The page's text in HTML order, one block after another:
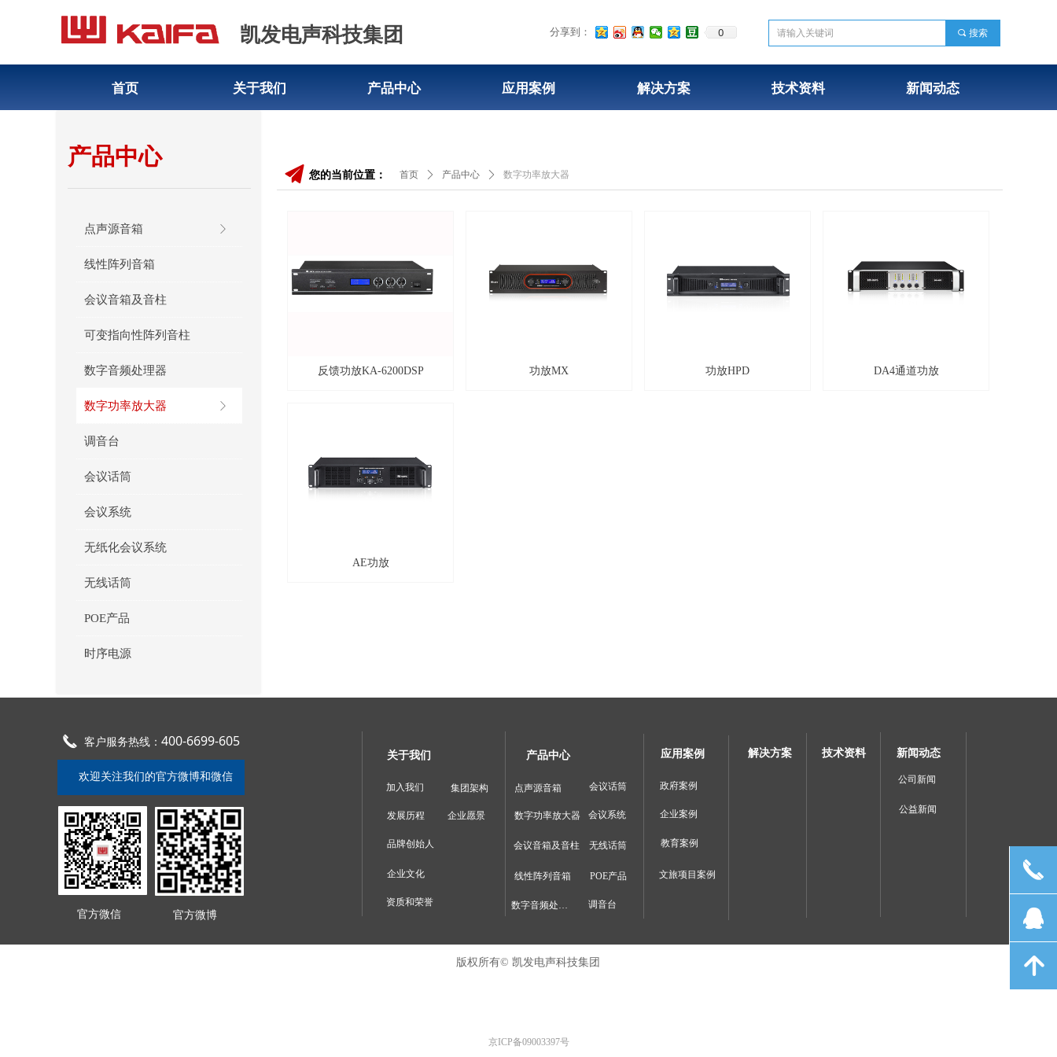
끠 搜索
凯发电声科技集团 分享到： 0
首页 关于我们 产品中心 应用案例 解决方案 技术资料 新闻动态
产品中心
点声源音箱 ꁕ
线性阵列音箱
会议音箱及音柱
可变指向性阵列音柱
数字音频处理器
数字功率放大器 ꁕ
调音台
会议话筒
会议系统
无纸化会议系统
无线话筒
POE产品
时序电源
反馈功放KA-6200DSP 功放MX 功放HPD DA4通道功放
AE功放
首页 ꄲ 产品中心 ꄲ 数字功率放大器
끔 您的当前位置：
官方微信
加入我们
应用案例
企业案例
政府案例
文旅项目案例
教育案例
会议音箱及音柱
数字功率放大器
点声源音箱
数字音频处理器
线性阵列音箱
资质和荣誉
企业愿景
企业文化
品牌创始人
发展历程
集团架构
关于我们 产品中心
欢迎关注我们的官方微博和微信
官方微博
解决方案 技术资料 新闻动态
会议话筒
公司新闻
公益新闻
客户服务热线： 400-6699-605
끅
会议系统
无线话筒
调音台
POE产品
版权所有© 凯发电声科技集团
京ICP备09003397号
끅
뀩
녕